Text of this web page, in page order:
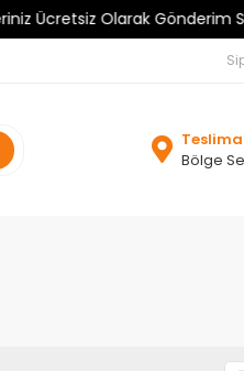
Olarak Gönderim
Bölge